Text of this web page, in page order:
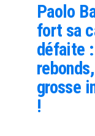
Paolo
fort sa
défaite
grosse
!